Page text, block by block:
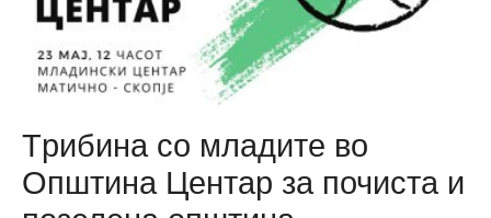
на
генерација
Tрибина со младите во
Општина Центар за почиста и